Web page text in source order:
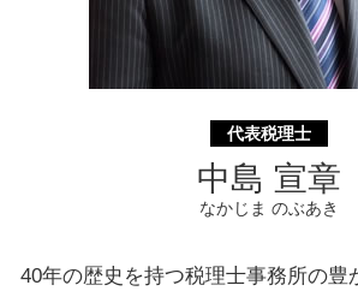
代表税理士
中島 宣章
なかじま のぶあき
40年の歴史を持つ税理士事務所の豊